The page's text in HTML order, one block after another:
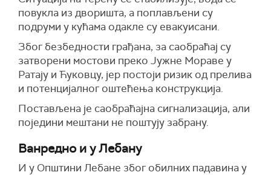
повукла из дворишта, а поплављени су
подруми у кућама одакле су евакуисани.
Због безбедности грађана, за саобраћај су
затворени мостови преко Јужне Мораве у
Ратају и Ћуковцу, јер постоји ризик од прелива
и потенцијалног оштећења конструкција.
Постављена је саобраћајна сигнализација, али
поједини мештани не поштују забрану.
Ванредно и у Лебану
И у Општини Лебане због обилних падавина у